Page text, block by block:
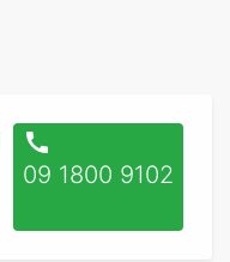
call
09 1800 9102